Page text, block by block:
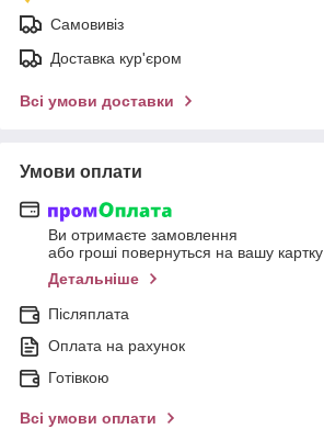
Самовивіз
Доставка кур'єром
Всі умови доставки
Умови оплати
Ви отримаєте замовлення
або гроші повернуться на вашу картку
Детальніше
Післяплата
Оплата на рахунок
Готівкою
Всі умови оплати